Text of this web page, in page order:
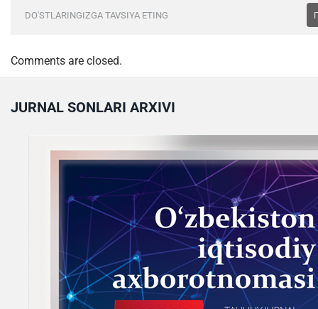
DO'STLARINGIZGA TAVSIYA ETING
Comments are closed.
JURNAL SONLARI ARXIVI